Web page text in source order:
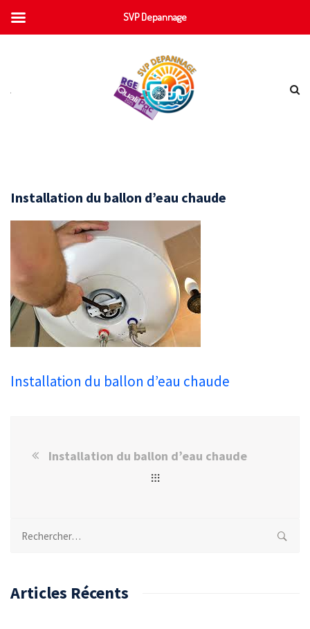
Installation du ballon d’eau chaude
Installation du ballon d’eau chaude
Installation du ballon d’eau chaude
Rechercher :
Articles Récents
SVP Depannage